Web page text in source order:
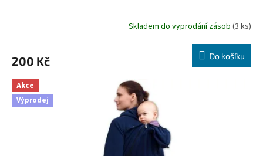
Skladem do vyprodání zásob (3 ks)
200 Kč Do košíku
Akce
Výprodej